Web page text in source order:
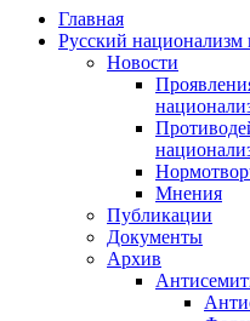
Главная
Русский национализм
Новости
Мнения
Публикации
Документы
Архив